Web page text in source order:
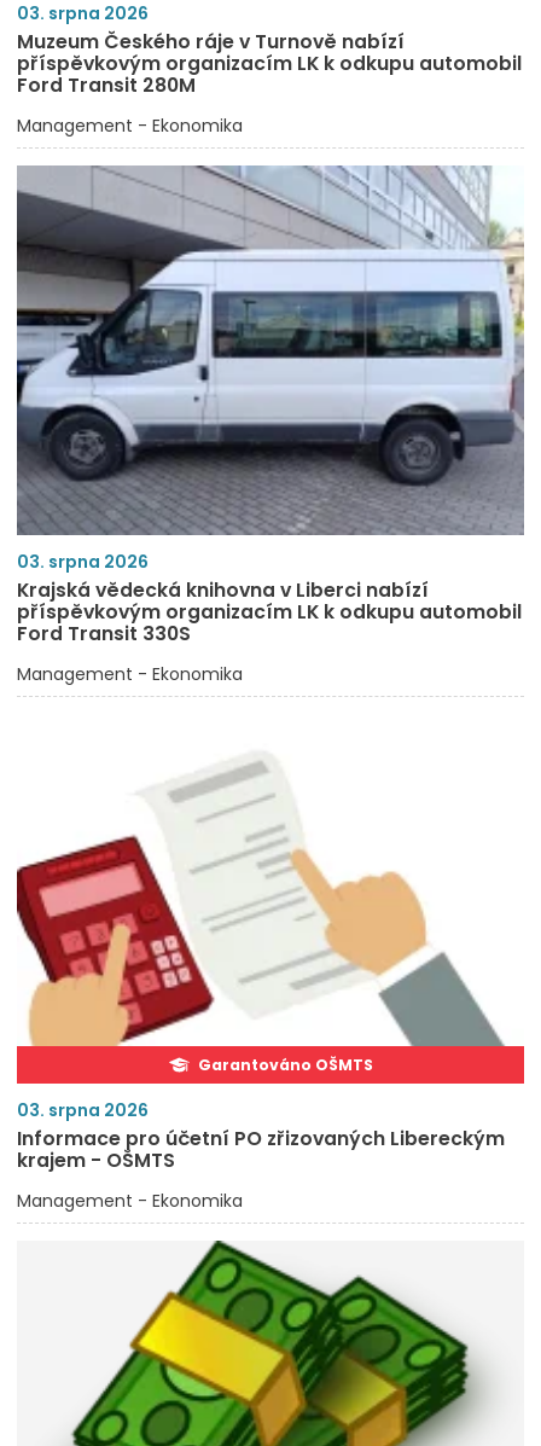
03. srpna 2026
Muzeum Českého ráje v Turnově nabízí
příspěvkovým organizacím LK k odkupu automobil
Ford Transit 280M
Management - Ekonomika
03. srpna 2026
Krajská vědecká knihovna v Liberci nabízí
příspěvkovým organizacím LK k odkupu automobil
Ford Transit 330S
Management - Ekonomika
Garantováno OŠMTS
03. srpna 2026
Informace pro účetní PO zřizovaných Libereckým
krajem - OŠMTS
Management - Ekonomika